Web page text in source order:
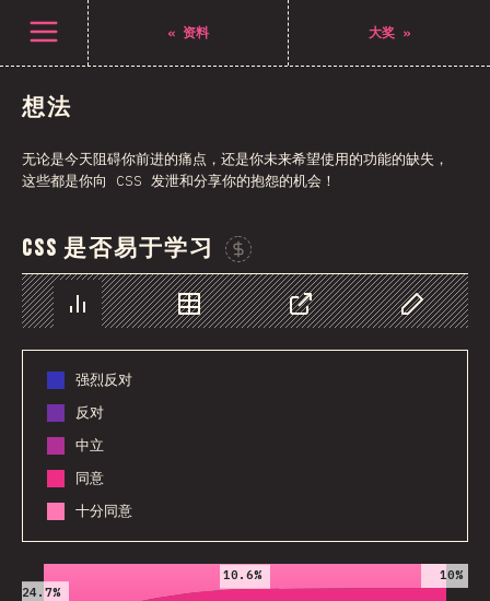
打开菜单 « 资料 大奖 »
想法
无论是今天阻碍你前进的痛点，还是你未来希望使用的功能的缺失，
这些都是你向 CSS 发泄和分享你的抱怨的机会！
CSS 是否易于学习
数据 分享 自定义数据
强烈反对
反对
中立
同意
十分同意
2019 2020 2021
24.7%
10.6% 10%